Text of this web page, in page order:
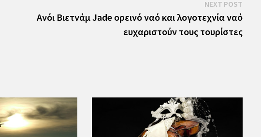
NEXT POSTNext
post:
Ανόι Βιετνάμ Jade ορεινό ναό και λογοτεχνία ναό
ευχαριστούν τους τουρίστες